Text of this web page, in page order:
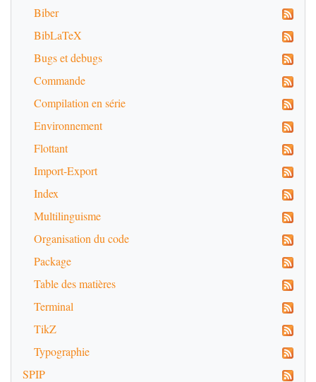
Biber
BibLaTeX
Bugs et debugs
Commande
Compilation en série
Environnement
Flottant
Import-Export
Index
Multilinguisme
Organisation du code
Package
Table des matières
Terminal
TikZ
Typographie
SPIP